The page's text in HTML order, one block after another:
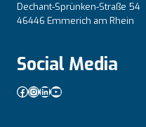
Dechant-Sprünken-Straße 54
46446 Emmerich am Rhein
Social Media
Facebook
Instagram
LinkedIn
YouTube